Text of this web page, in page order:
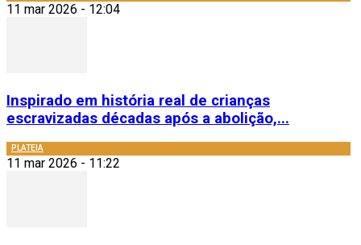
11 mar 2026 - 12:04
Inspirado em história real de crianças
escravizadas décadas após a abolição,...
PLATEIA
11 mar 2026 - 11:22